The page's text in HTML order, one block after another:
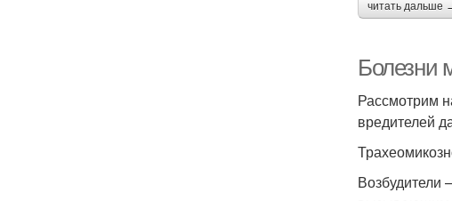
читать дальше
Болезни
Рассмотрим
вредителей
Возбудители